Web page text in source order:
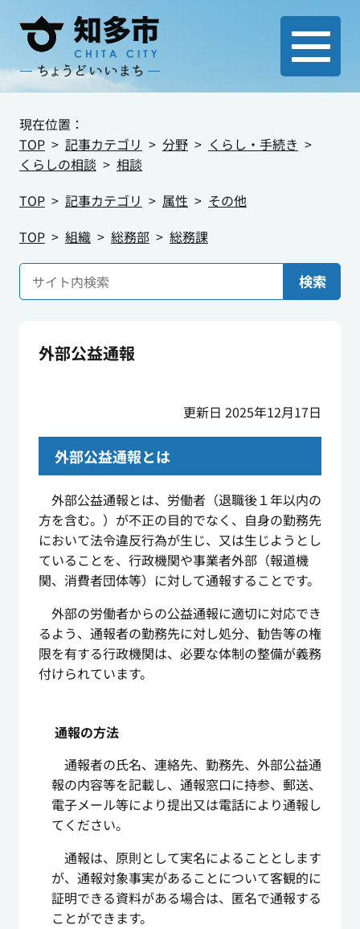
現在位置：
TOP
記事カテゴリ 分野
くらし・手続き
くらしの相談
相談
TOP
記事カテゴリ 属性
その他
TOP
組織 総務部 総務課
検索
外部公益通報
更新日 2025年12月17日
外部公益通報とは
外部公益通報とは、労働者（退職後１年以内の
方を含む。）が不正の目的でなく、自身の勤務先
において法令違反行為が生じ、又は生じようとし
ていることを、行政機関や事業者外部（報道機
関、消費者団体等）に対して通報することです。
外部の労働者からの公益通報に適切に対応でき
るよう、通報者の勤務先に対し処分、勧告等の権
限を有する行政機関は、必要な体制の整備が義務
付けられています。
通報の方法
通報者の氏名、連絡先、勤務先、外部公益通
報の内容等を記載し、通報窓口に持参、郵送、
電子メール等により提出又は電話により通報し
てください。
通報は、原則として実名によることとします
が、通報対象事実があることについて客観的に
証明できる資料がある場合は、匿名で通報する
ことができます。